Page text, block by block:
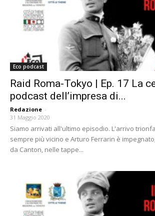
Eco podcast
Raid Roma-Tokyo | Ep. 17 La
podcast dell’impresa di...
Redazione -
31 Maggio 2020
Siamo arrivati all'ultimo episodio. L'arrivo
sempre più vicino e Arturo Ferrarin è
da Canton, nelle tappe...